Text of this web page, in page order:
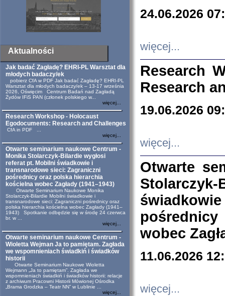
Aktualności
Jak badać Zagładę? EHRI-PL Warsztat dla
młodych badaczy/ek
pobierz CfA w PDF Jak badać Zagładę? EHRI-PL
Warsztat dla młodych badaczy/ek – 13-17 września
2026, Oświęcim Centrum Badań nad Zagładą
Żydów IFiS PAN (członek polskiego w...
więcej...
Research Workshop - Holocaust
Egodocuments: Research and Challenges
CfA in PDF ...
więcej...
Otwarte seminarium naukowe Centrum -
Monika Stolarczyk-Bilardie wygłosi
referat pt. Mobilni świadkowie i
transnarodowe sieci: Zagraniczni
pośrednicy oraz polska hierarchia
kościelna wobec Zagłady (1941–1943)
Otwarte Seminarium Naukowe Monika
Stolarczyk-Bilardie Mobilni świadkowie i
transnarodowe sieci: Zagraniczni pośrednicy oraz
polska hierarchia kościelna wobec Zagłady (1941–
1943) Spotkanie odbędzie się w środę 24 czerwca
br. w ...
więcej...
Otwarte seminarium naukowe Centrum -
Wioletta Wejman Ja to pamiętam. Zagłada
we wspomnieniach świadkiń i świadków
historii
Otwarte Seminarium Naukowe Wioletta
Wejmann „Ja to pamiętam”. Zagłada we
wspomnieniach świadkiń i świadków historii: relacje
z archiwum Pracowni Historii Mówionej Ośrodka
„Brama Grodzka – Teatr NN” w Lublinie ...
więcej...
24.06.2026
więcej...
Research
Research
19.06.2026
więcej...
Otwarte
wobec
11.06.2026
więcej...